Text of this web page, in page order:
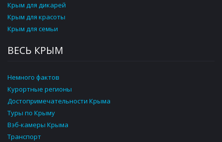
Крым для дикарей
Крым для красоты
Крым для семьи
ВЕСЬ КРЫМ
Немного фактов
Курортные регионы
Достопримечательности Крыма
Туры по Крыму
Вэб-камеры Крыма
Транспорт